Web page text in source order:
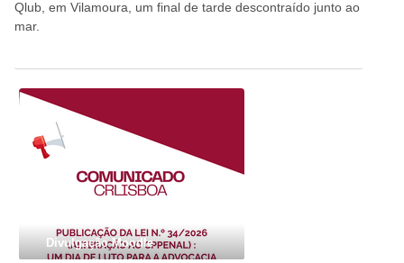
Qlub, em Vilamoura, um final de tarde descontraído junto ao
mar.
Divulgação Moodle